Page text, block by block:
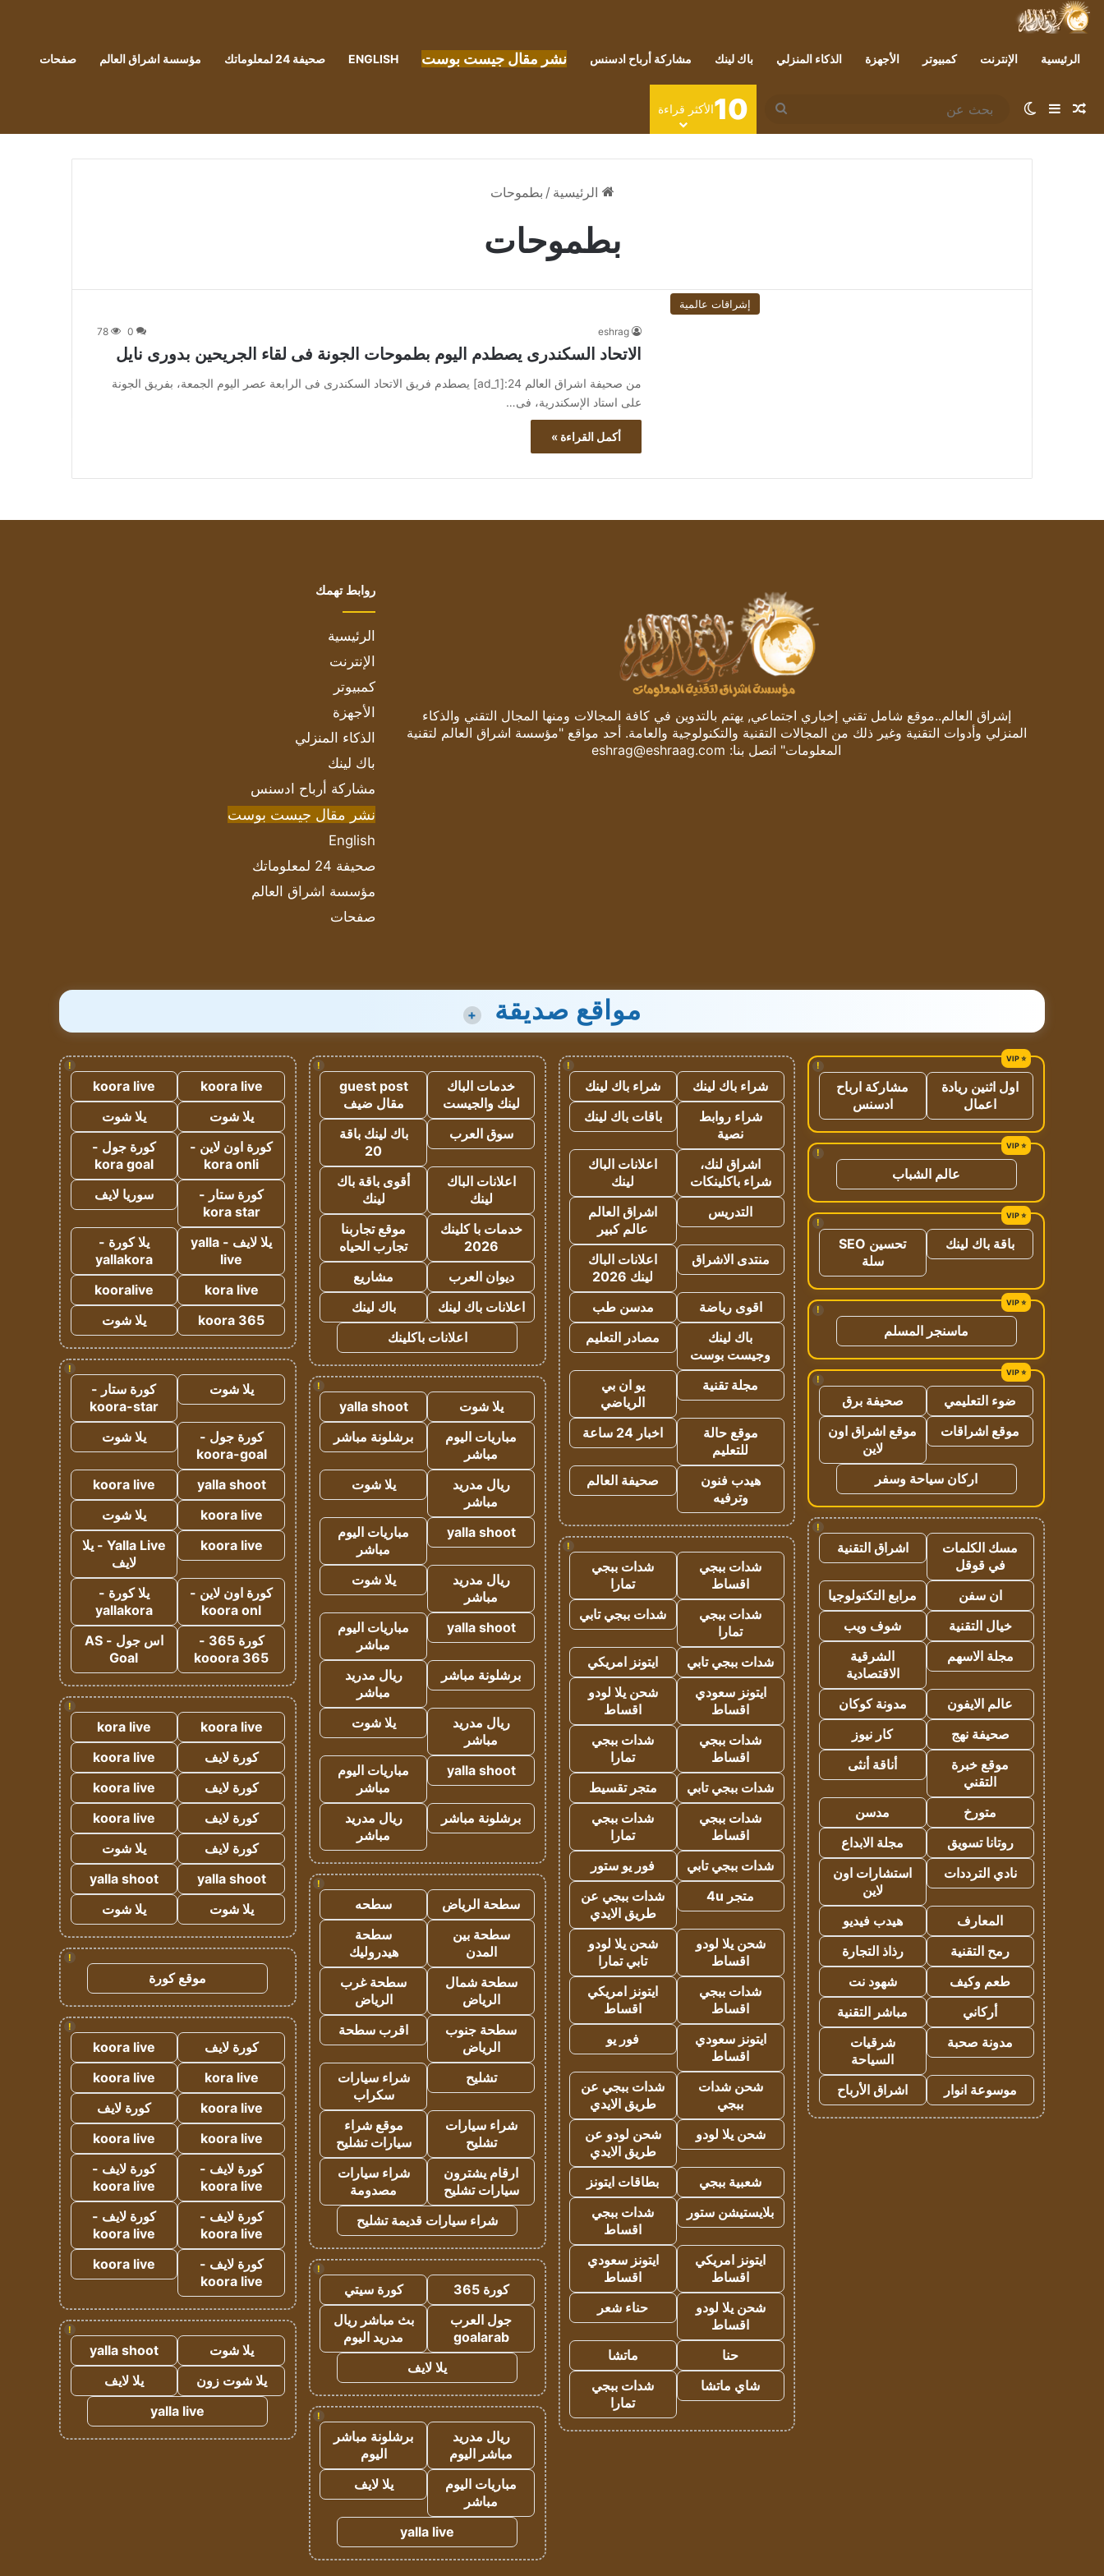
الرئيسية الإنترنت كمبيوتر الأجهزة الذكاء المنزلي باك لينك مشاركة أرباح ادسنس نشر مقال جيست بوست ENGLISH صحيفة 24 لمعلوماتك مؤسسة اشراق العالم صفحات
مقال عشوائي
إضافة عمود جانبي
الوضع المظلم
بحث
عن
10الأكثر قراءة
الرئيسية / بطموحات
بطموحات
إشراقات عالمية
eshrag
0
78
الاتحاد السكندرى يصطدم اليوم بطموحات الجونة فى لقاء الجريحين بدورى نايل
من صحيفة اشراق العالم 24:[ad_1] يصطدم فريق الاتحاد السكندرى فى الرابعة عصر اليوم الجمعة، بفريق الجونة
على استاد الإسكندرية، فى…
أكمل القراءة »
إشراق العالم..موقع شامل تقني إخباري اجتماعي, يهتم بالتدوين في كافة المجالات ومنها المجال التقني والذكاء
المنزلي وأدوات التقنية وغير ذلك من المجالات التقنية والتكنولوجية والعامة. أحد مواقع "مؤسسة اشراق العالم لتقنية
المعلومات" اتصل بنا: eshrag@eshraag.com
روابط تهمك
الرئيسية
الإنترنت
كمبيوتر
الأجهزة
الذكاء المنزلي
باك لينك
مشاركة أرباح ادسنس
نشر مقال جيست بوست
English
صحيفة 24 لمعلوماتك
مؤسسة اشراق العالم
صفحات
مواقع صديقة +
!
اول اثنين ريادة
اعمال
مشاركة ارباح
ادسنس
!
عالم الشباب
!
باقة باك لينك
تحسين SEO
سلة
!
ماسنجر المسلم
!
ضوء التعليمي
صحيفة برق
موقع اشراقات
موقع اشراق اون
لاين
اركان سياحة وسفر
!
مسك الكلمات
في قوقل
اشراق التقنية
ان سفن
مرابع التكنولوجيا
خيال التقنية
شوف ويب
مجلة الاسهم
الشرقية
الاقتصادية
عالم الايفون
مدونة كوكان
صحيفة نهج
كار نيوز
موقع خبرة
التقني
أناقة أنثى
متورخ
مدسن
روتانا تسويق
مجلة الابداع
نادي الترددات
استشارات اون
لاين
المعارف
هيدب فيديو
رمح التقنية
رذاذ التجارة
طعم وكيف
شهود نت
أركاني
مباشر التقنية
مدونة صحبة
شرقيات
السياحة
موسوعة انوار
اشراق الأرباح
!
شراء باك لينك
شراء باك لينك
شراء روابط
نصية
باقات باك لينك
اشراق لنك،
شراء باكلينكات
اعلانات الباك
لينك
التدريس
اشراق العالم
عالم كبير
منتدى الاشراق
اعلانات الباك
لينك 2026
اقوى رياضة
مدسن طب
باك لينك
وجيست بوست
مصادر التعليم
مجلة تقنية
يو ان بي
الرياضي
موقع حالة
للتعليم
اخبار 24 ساعة
هيدب فنون
وترفيه
صحيفة العالم
!
شدات ببجي
اقساط
شدات ببجي
تمارا
شدات ببجي
تمارا
شدات ببجي تابي
شدات ببجي تابي
ايتونز امريكي
ايتونز سعودي
اقساط
شحن يلا لودو
اقساط
شدات ببجي
اقساط
شدات ببجي
تمارا
شدات ببجي تابي
متجر تقسيط
شدات ببجي
اقساط
شدات ببجي
تمارا
شدات ببجي تابي
فور يو ستور
متجر 4u
شدات ببجي عن
طريق الايدي
شحن يلا لودو
اقساط
شحن يلا لودو
تابي تمارا
شدات ببجي
اقساط
ايتونز امريكي
اقساط
ايتونز سعودي
اقساط
فور يو
شحن شدات
ببجي
شدات ببجي عن
طريق الايدي
شحن يلا لودو
شحن لودو عن
طريق الايدي
شعبية ببجي
بطاقات ايتونز
بلايستيشن ستور
شدات ببجي
اقساط
ايتونز امريكي
اقساط
ايتونز سعودي
اقساط
شحن يلا لودو
اقساط
حناء شعر
حنا
ماتشا
شاي ماتشا
شدات ببجي
تمارا
!
خدمات الباك
لينك والجيست
guest post
مقال ضيف
سوق العرب
باك لينك باقة
20
اعلانات الباك
لينك
أقوى باقة باك
لينك
خدمات با كلينك
2026
موقع تجاربنا
تجارب الحياه
ديوان العرب
مشاريع
اعلانات باك لينك
باك لينك
اعلانات باكلينك
!
يلا شوت
yalla shoot
مباريات اليوم
مباشر
برشلونة مباشر
ريال مدريد
مباشر
يلا شوت
yalla shoot
مباريات اليوم
مباشر
ريال مدريد
مباشر
يلا شوت
yalla shoot
مباريات اليوم
مباشر
برشلونة مباشر
ريال مدريد
مباشر
ريال مدريد
مباشر
يلا شوت
yalla shoot
مباريات اليوم
مباشر
برشلونة مباشر
ريال مدريد
مباشر
!
سطحة الرياض
سطحه
سطحة بين
المدن
سطحة
هيدروليك
سطحة شمال
الرياض
سطحة غرب
الرياض
سطحة جنوب
الرياض
اقرب سطحة
تشليح
شراء سيارات
سكراب
شراء سيارات
تشليح
موقع شراء
سيارات تشليح
ارقام يشترون
سيارات تشليح
شراء سيارات
مصدومة
شراء سيارات قديمة تشليح
!
كورة 365
كورة سيتي
جول العرب
goalarab
بث مباشر ريال
مدريد اليوم
يلا لايف
!
ريال مدريد
مباشر اليوم
برشلونة مباشر
اليوم
مباريات اليوم
مباشر
يلا لايف
yalla live
!
koora live
koora live
يلا شوت
يلا شوت
كورة اون لاين -
kora onli
كورة جول -
kora goal
كورة ستار -
kora star
سوريا لايف
يلا لايف - yalla
live
يلا كورة -
yallakora
kora live
kooralive
koora 365
يلا شوت
!
يلا شوت
كورة ستار -
koora-star
كورة جول -
koora-goal
يلا شوت
yalla shoot
koora live
koora live
يلا شوت
koora live
Yalla Live - يلا
لايف
كورة اون لاين -
koora onl
يلا كورة -
yallakora
كورة 365 -
kooora 365
اس جول - AS
Goal
!
koora live
kora live
كورة لايف
koora live
كورة لايف
koora live
كورة لايف
koora live
كورة لايف
يلا شوت
yalla shoot
yalla shoot
يلا شوت
يلا شوت
!
موقع كورة
!
كورة لايف
koora live
kora live
koora live
koora live
كورة لايف
koora live
koora live
كورة لايف -
koora live
كورة لايف -
koora live
كورة لايف -
koora live
كورة لايف -
koora live
كورة لايف -
koora live
koora live
!
يلا شوت
yalla shoot
يلا شوت زون
يلا لايف
yalla live